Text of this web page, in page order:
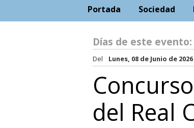
Portada Sociedad
Días de este evento:
Del Lunes, 08 de Junio de 2026
del Real